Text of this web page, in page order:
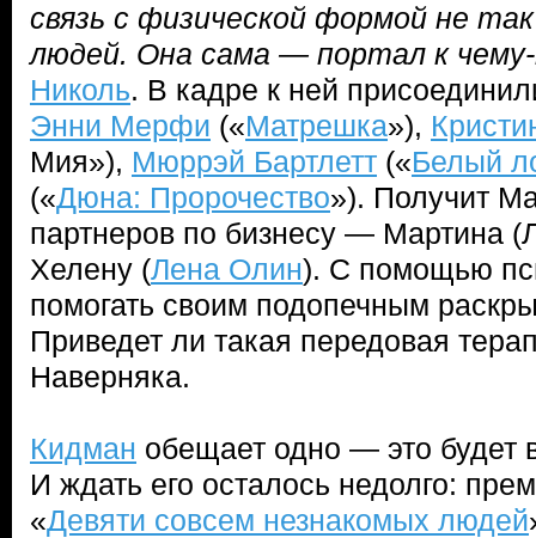
связь с физической формой не так
людей. Она сама — портал к
Николь. В кадре к ней
Энни Мерфи («Матрешка»),
Мия»), Мюррэй Бартлетт («Белый
(«Дюна: Пророчество»). Получит
партнеров по бизнесу — Мартина
Хелену (Лена Олин). С помощью
помогать своим подопечным
Приведет ли такая передовая
Наверняка.
Кидман обещает одно — это будет
И ждать его осталось недолго:
«Девяти совсем незнакомых людей